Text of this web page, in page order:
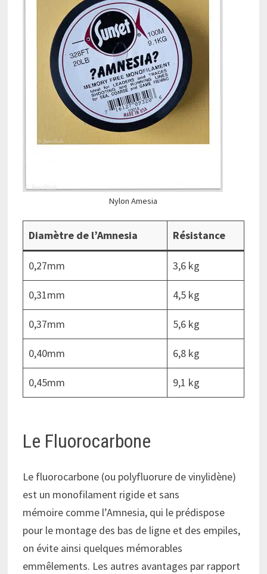
Nylon Amesia
Diamètre de l’Amnesia Résistance
0,27mm 3,6 kg
0,31mm 4,5 kg
0,37mm 5,6 kg
0,40mm 6,8 kg
0,45mm 9,1 kg
Le Fluorocarbone
Le fluorocarbone (ou polyfluorure de vinylidène)
est un monofilament rigide et sans
mémoire comme l’Amnesia, qui le prédispose
pour le montage des bas de ligne et des empiles,
on évite ainsi quelques mémorables
emmêlements. Les autres avantages par rapport